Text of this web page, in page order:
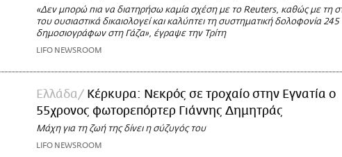
«Δεν μπορώ πια να διατηρήσω καμία σχέση με το Reuters, καθώς με τη
του ουσιαστικά δικαιολογεί και καλύπτει τη συστηματική δολοφονία 245
δημοσιογράφων στη Γάζα», έγραψε την Τρίτη
LIFO NEWSROOM
Ελλάδα
Κέρκυρα: Νεκρός σε τροχαίο στην Εγνατία ο
55χρονος φωτορεπόρτερ Γιάννης Δημητράς
Μάχη για τη ζωή της δίνει η σύζυγός του
LIFO NEWSROOM